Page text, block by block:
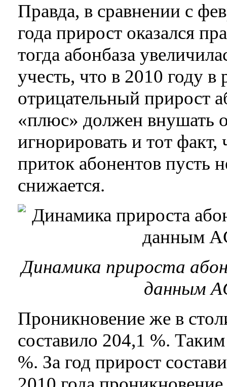
Правда, в сравнении с
года прирост оказался
тогда абонбаза
учесть, что в 2010 году в
отрицательный прирост
«плюс» должен внушать
игнорировать и тот
приток абонентов пусть
снижается.
Динамика прироста
данным
Проникновение же в
составило 204,1 %.
%. За год прирост